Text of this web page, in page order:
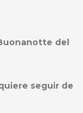
del
seguir de